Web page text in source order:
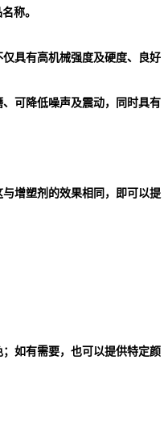
称。
具有高机械强度及硬度、良好
可降低噪声及震动，同时具有
增塑剂的效果相同，即可以提
如有需要，也可以提供特定颜